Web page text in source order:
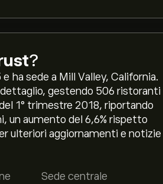
?
ha sede a Mill Valley, California.
gestendo 506 ristoranti
1° trimestre 2018, riportando
un aumento del 6,6% rispetto
ulteriori aggiornamenti e notizie
Sede centrale